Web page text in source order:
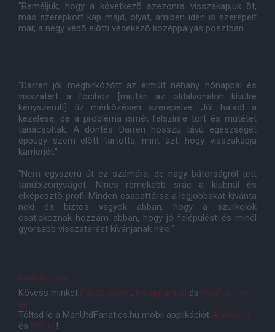
"Reméljük, hogy a következõ szezonra visszakapjuk õt,
más szerepkört kap majd, olyat, amiben idén is szerepelt
már, a négy védõ elõtti védekezõ középpályás posztban."
"Darren jól megbirkózótt az elmúlt néhány hónappal és
visszatért a focihoz [miután az oldalvonalon kívülre
kényszerült] tíz mérkõzésen szerepelve. Jól haladt a
kezelése, de a probléma ismét felszínre tört és mûtétet
tanácsoltak. A döntés Darren hosszú távú egészségét
éppúgy szem elõtt tartotta, mint azt, hogy visszakapja
karrierjét."
"Nem egyszerû út ez számára, de nagy bátorságról tett
tanúbizonyságot. Nincs remekebb srác a klubnál és
elképesztõ profi. Minden csapattársa a legjobbakat kívánta
neki és biztos vagyok abban, hogy a szurkolók
csatlakoznak hozzám abban, hogy jó felépülést és minél
gyorsabb visszatérést kívánjanak neki."
manutd.com
Kövess minket Facebookon, Instagramon és YouTube-on
is!
Töltsd le a ManUtdFanatics.hu mobil applikációt Androidra
és iOS-re!